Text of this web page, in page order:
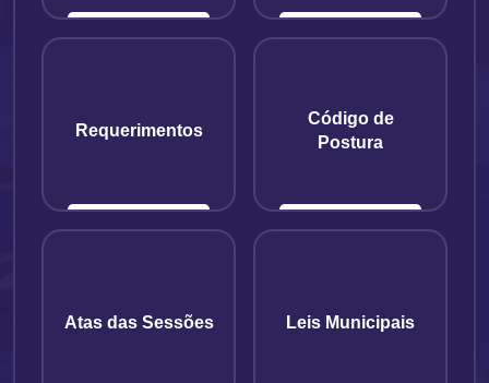
Requerimentos
Código de
Postura
Atas das Sessões Leis Municipais